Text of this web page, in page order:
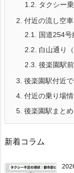
1.2.
タクシー
2. 付近の流し空
2.1.
国道254
2.2.
白山通
2.3. 後楽園駅
3. 後楽園駅付近
4. 付近の乗り場
5. 後楽園駅まとめ
新着コラム